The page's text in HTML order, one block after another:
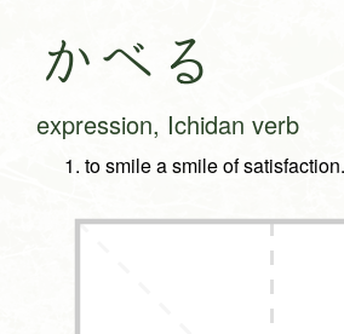
かべ る
expression, Ichidan verb
to smile a smile of satisfaction.